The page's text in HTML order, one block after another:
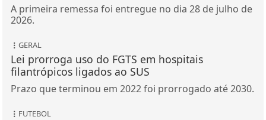
A primeira remessa foi entregue no dia 28 de julho de
2026.
GERAL
Lei prorroga uso do FGTS em hospitais
filantrópicos ligados ao SUS
Prazo que terminou em 2022 foi prorrogado até 2030.
FUTEBOL